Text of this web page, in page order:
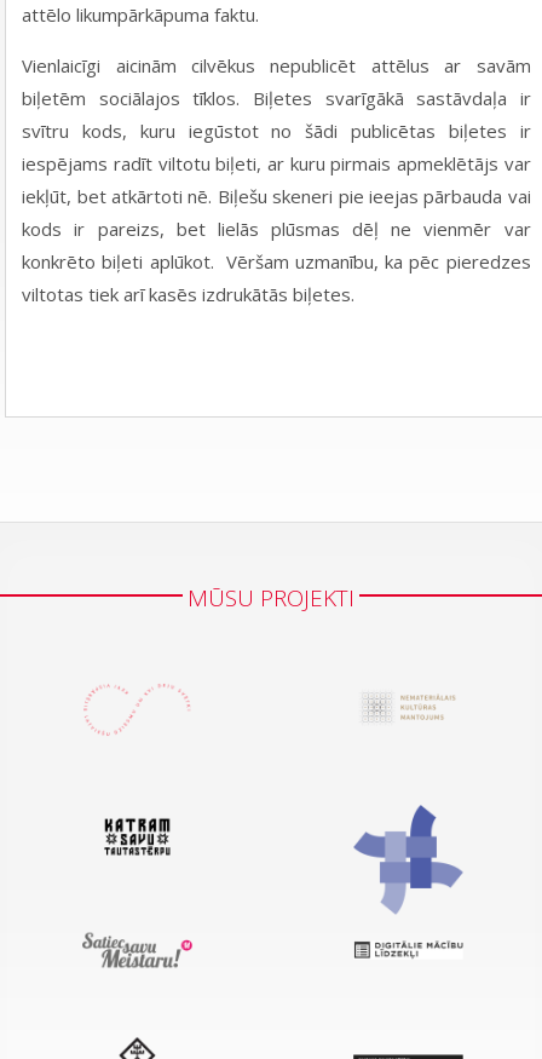
attēlo likumpārkāpuma faktu.
Vienlaicīgi aicinām cilvēkus nepublicēt attēlus ar savām
biļetēm sociālajos tīklos. Biļetes svarīgākā sastāvdaļa ir
svītru kods, kuru iegūstot no šādi publicētas biļetes ir
iespējams radīt viltotu biļeti, ar kuru pirmais apmeklētājs var
iekļūt, bet atkārtoti nē. Biļešu skeneri pie ieejas pārbauda vai
kods ir pareizs, bet lielās plūsmas dēļ ne vienmēr var
konkrēto biļeti aplūkot. Vēršam uzmanību, ka pēc pieredzes
viltotas tiek arī kasēs izdrukātās biļetes.
MŪSU PROJEKTI